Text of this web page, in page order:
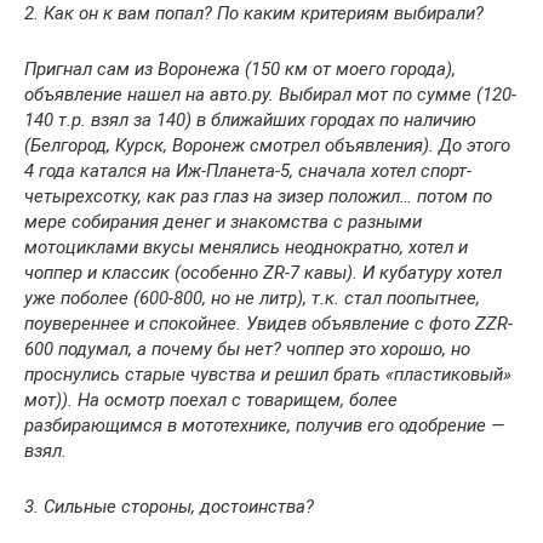
2. Как он к вам попал? По каким критериям выбирали?
Пригнал сам из Воронежа (150 км от моего города),
объявление нашел на авто.ру. Выбирал мот по сумме (120-
140 т.р. взял за 140) в ближайших городах по наличию
(Белгород, Курск, Воронеж смотрел объявления). До этого
4 года катался на Иж-Планета-5, сначала хотел спорт-
четырехсотку, как раз глаз на зизер положил… потом по
мере собирания денег и знакомства с разными
мотоциклами вкусы менялись неоднократно, хотел и
чоппер и классик (особенно ZR-7 кавы). И кубатуру хотел
уже поболее (600-800, но не литр), т.к. стал поопытнее,
поувереннее и спокойнее. Увидев объявление с фото ZZR-
600 подумал, а почему бы нет? чоппер это хорошо, но
проснулись старые чувства и решил брать «пластиковый»
мот)). На осмотр поехал с товарищем, более
разбирающимся в мототехнике, получив его одобрение —
взял.
3. Сильные стороны, достоинства?